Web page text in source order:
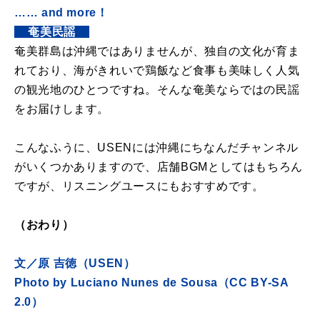
…… and more！
_奄美民謡
奄美群島は沖縄ではありませんが、独自の文化が育ま
れており、海がきれいで鶏飯など食事も美味しく人気
の観光地のひとつですね。そんな奄美ならではの民謡
をお届けします。
こんなふうに、USENには沖縄にちなんだチャンネル
がいくつかありますので、店舗BGMとしてはもちろん
ですが、リスニングユースにもおすすめです。
（おわり）
文／原 吉徳（USEN）
Photo by Luciano Nunes de Sousa（CC BY-SA
2.0）